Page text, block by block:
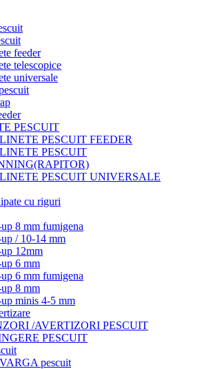
feeder
telescopice
universale
PESCUIT
PESCUIT FEEDER
PESCUIT
PESCUIT UNIVERSALE
cu riguri
8 mm fumigena
/ 10-14 mm
12mm
6 mm
6 mm fumigena
8 mm
minis 4-5 mm
/AVERTIZORI PESCUIT
PESCUIT
pescuit